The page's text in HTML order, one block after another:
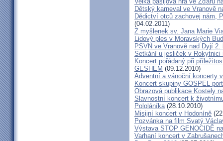
Dětský karneval ve Vranově
Dědictví otců zachovej nám,
(04.02.2011)
Z myšlenek sv. Jana Marie
Lidový ples v Moravských
PSVN ve Vranově nad Dyjí 2.
Setkání u jesliček v Rokytnici
Koncert pořádaný při
GESHEM (09.12.2010)
Adventní a vánoční koncerty
Koncert skupiny GOSPEL port
Obrazová publikace Kostely
Slavnostní koncert k
Pololáníka(28.10.2010)
Misijní koncert v Hodoníně
Pozvánka na film Svatý
Výstava STOP GENOCIDĚ
Varhaní koncert v